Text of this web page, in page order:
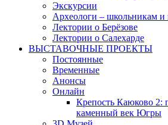
Экскурсии
Археологи – школьникам
Лектории о Берёзове
Лектории о Салехарде
ВЫСТАВОЧНЫЕ ПРОЕКТЫ
Постоянные
Временные
Анонсы
Онлайн
Крепость Каюково 2:
каменный век Югры